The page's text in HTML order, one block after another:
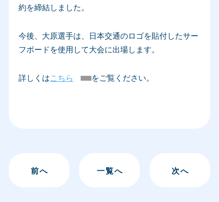
約を締結しました。
今後、大原選手は、日本交通のロゴを貼付したサー
フボードを使用して大会に出場します。
詳しくはこちら をご覧ください。
前へ 一覧へ 次へ